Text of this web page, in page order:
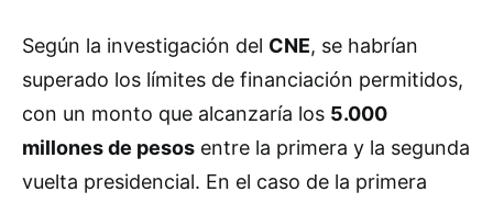
Según la investigación del CNE, se habrían
superado los límites de financiación permitidos,
con un monto que alcanzaría los 5.000
millones de pesos entre la primera y la segunda
vuelta presidencial. En el caso de la primera